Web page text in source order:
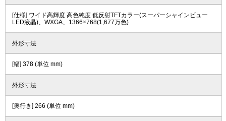
[仕様] ワイド高輝度 高色純度 低反射TFTカラー(スーパーシャインビュー
LED液晶)、WXGA、1366×768(1,677万色)
外形寸法
[幅] 378 (単位 mm)
外形寸法
[奥行き] 266 (単位 mm)